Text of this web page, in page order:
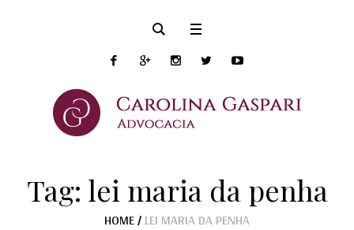
Tag: lei maria da penha
HOME/LEI MARIA DA PENHA